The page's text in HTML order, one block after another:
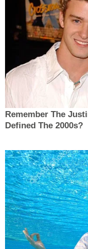
Remember The
Defined The 2000s?